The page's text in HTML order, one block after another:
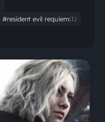
#resident evil requiem(1)